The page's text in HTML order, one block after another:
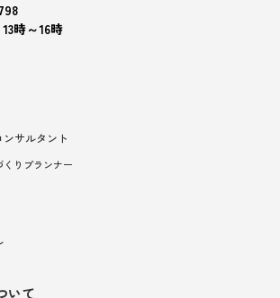
時～16時
サルタント
りプランナー
いて